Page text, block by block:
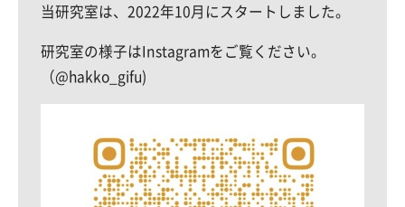
当研究室は、2022年10月にスタートしました。
研究室の様子はInstagramをご覧ください。
（@hakko_gifu)